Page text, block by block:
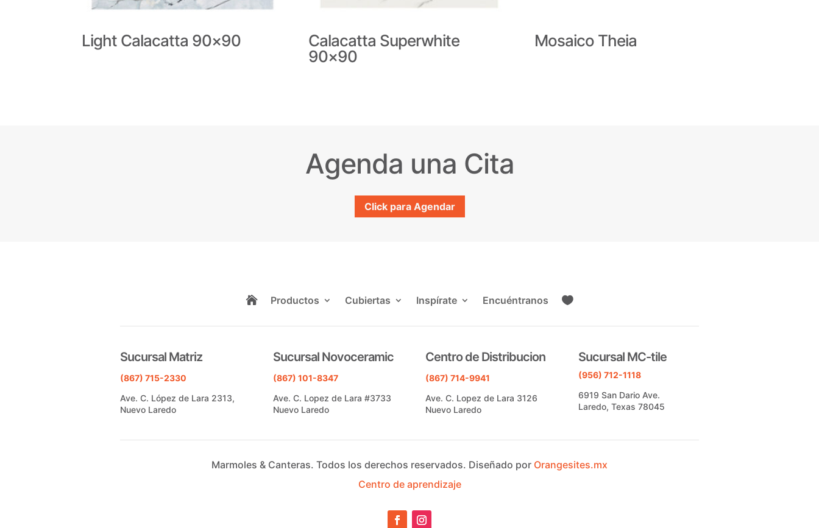
Light Calacatta 90×90
Calacatta Superwhite
90×90
Mosaico Theia
Agenda una Cita
Click para Agendar
 Productos Cubiertas Inspírate Encuéntranos 
Sucursal Matriz
(867) 715-2330
Ave. C. López de Lara 2313,
Nuevo Laredo
Sucursal Novoceramic
(867) 101-8347
Ave. C. Lopez de Lara #3733
Nuevo Laredo
Centro de Distribucion
(867) 714-9941
Ave. C. Lopez de Lara 3126
Nuevo Laredo
Sucursal MC-tile
(956) 712-1118
6919 San Dario Ave.
Laredo, Texas 78045
Marmoles & Canteras. Todos los derechos reservados. Diseñado por Orangesites.mx
Centro de aprendizaje